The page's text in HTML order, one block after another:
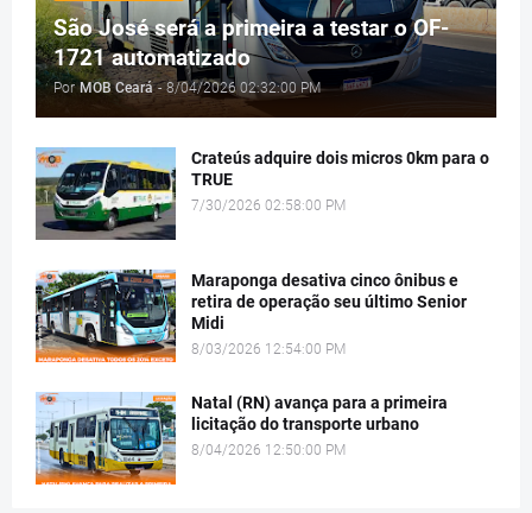
São José será a primeira a testar o OF-
1721 automatizado
Por MOB Ceará - 8/04/2026 02:32:00 PM
Crateús adquire dois micros 0km para o
TRUE
7/30/2026 02:58:00 PM
Maraponga desativa cinco ônibus e
retira de operação seu último Senior
Midi
8/03/2026 12:54:00 PM
Natal (RN) avança para a primeira
licitação do transporte urbano
8/04/2026 12:50:00 PM